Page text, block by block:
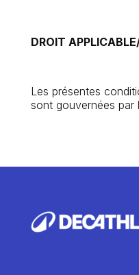
DROIT
Les présentes
sont gouvernées par